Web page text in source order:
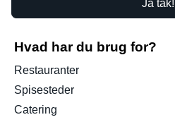
Ja tak!
Hvad har du brug for?
Restauranter
Spisesteder
Catering